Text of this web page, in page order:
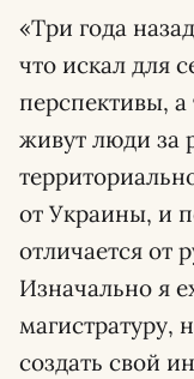
«Три года
что искал для
перспективы, а
живут люди за
от Украины, и
отличается от
Изначально я
магистратуру,
создать свой